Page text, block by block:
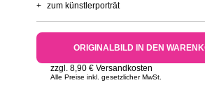
+ zum künstlerporträt
ORIGINALBILD IN DEN
zzgl. 8,90 € Versandkosten
Alle Preise inkl. gesetzlicher MwSt.